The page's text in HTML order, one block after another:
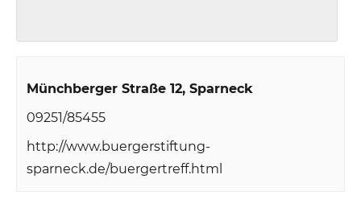
Münchberger Straße 12 Sparneck
09251/85455
http://www.buergerstiftung-
sparneck.de/buergertreff.html